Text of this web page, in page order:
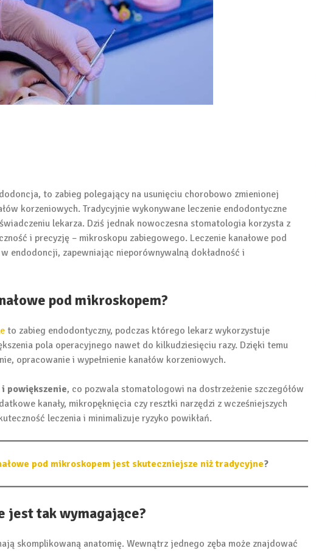
to zabieg polegający na usunięciu chorobowo zmienionej
korzeniowych. Tradycyjnie wykonywane leczenie endodontyczne
lekarza. Dziś jednak nowoczesna stomatologia korzysta z
i precyzję – mikroskopu zabiegowego. Leczenie kanałowe pod
endodoncji, zapewniając nieporównywalną dokładność i
pod mikroskopem?
to zabieg endodontyczny, podczas którego lekarz wykorzystuje
pola operacyjnego nawet do kilkudziesięciu razy. Dzięki temu
opracowanie i wypełnienie kanałów korzeniowych.
powiększenie, co pozwala stomatologowi na dostrzeżenie szczegółów
kanały, mikropęknięcia czy resztki narzędzi z wcześniejszych
leczenia i minimalizuje ryzyko powikłań.
pod mikroskopem jest skuteczniejsze niż tradycyjne?
jest tak wymagające?
skomplikowaną anatomię. Wewnątrz jednego zęba może znajdować